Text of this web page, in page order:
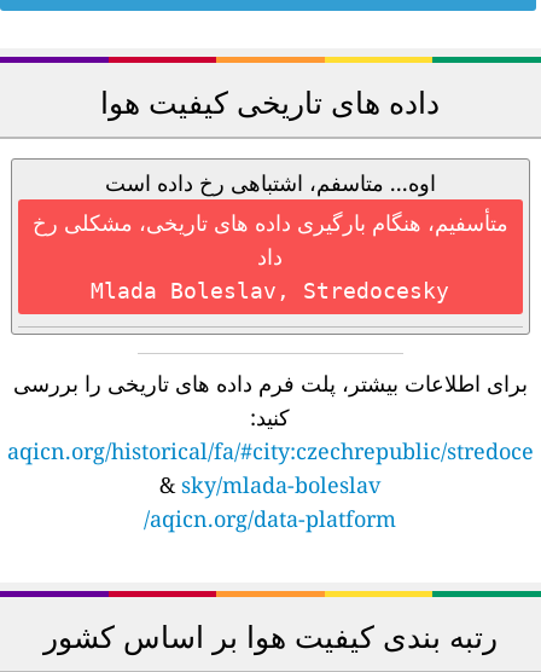
داده های تاریخی کیفیت هوا
اوه... متاسفم، اشتباهی رخ داده است
متأسفیم، هنگام بارگیری داده های تاریخی، مشکلی رخ
داد
Mlada Boleslav, Stredocesky
برای اطلاعات بیشتر، پلت فرم داده های تاریخی را بررسی
کنید:
aqicn.org/historical/fa/#city:czechrepublic/stredoce
sky/mlada-boleslav
&
aqicn.org/data-platform/
رتبه بندی کیفیت هوا بر اساس کشور